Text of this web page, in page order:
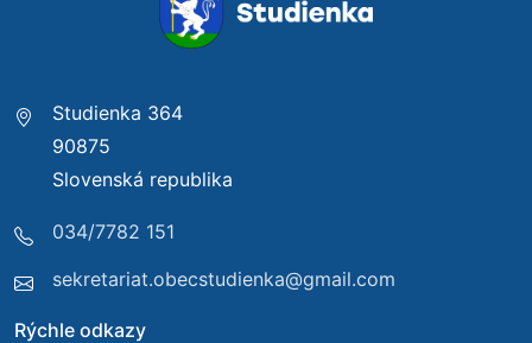
Studienka 364
90875
Slovenská republika
034/7782 151
sekretariat.obecstudienka@gmail.com
Rýchle odkazy